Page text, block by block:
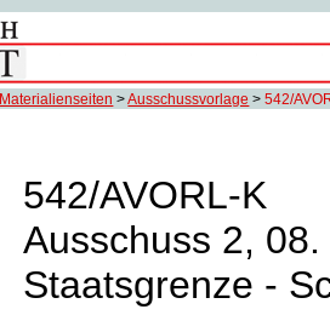
Materialienseiten >Ausschussvorlage >542/
542/AVORL-K
Ausschuss 2,
Staatsgrenze -